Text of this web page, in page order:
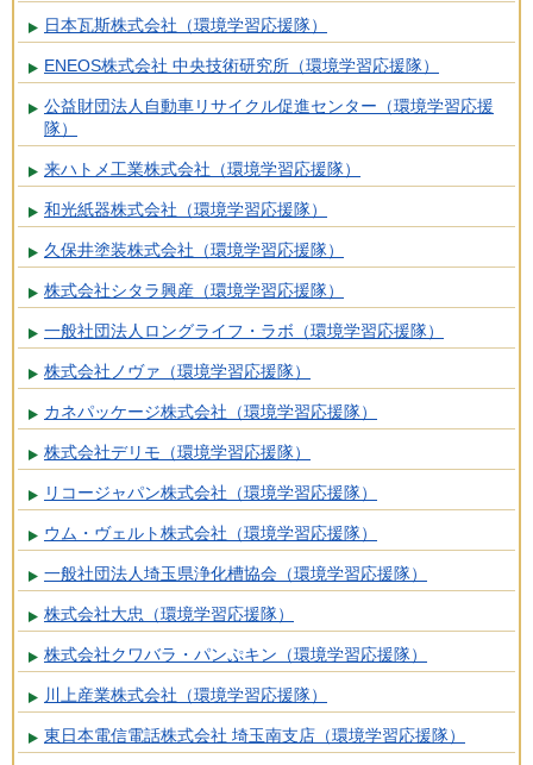
日本瓦斯株式会社（環境学習応援隊）
ENEOS株式会社 中央技術研究所（環境学習応援隊）
公益財団法人自動車リサイクル促進センター（環境学習応援
隊）
来ハトメ工業株式会社（環境学習応援隊）
和光紙器株式会社（環境学習応援隊）
久保井塗装株式会社（環境学習応援隊）
株式会社シタラ興産（環境学習応援隊）
一般社団法人ロングライフ・ラボ（環境学習応援隊）
株式会社ノヴァ（環境学習応援隊）
カネパッケージ株式会社（環境学習応援隊）
株式会社デリモ（環境学習応援隊）
リコージャパン株式会社（環境学習応援隊）
ウム・ヴェルト株式会社（環境学習応援隊）
一般社団法人埼玉県浄化槽協会（環境学習応援隊）
株式会社大忠（環境学習応援隊）
株式会社クワバラ・パンぷキン（環境学習応援隊）
川上産業株式会社（環境学習応援隊）
東日本電信電話株式会社 埼玉南支店（環境学習応援隊）